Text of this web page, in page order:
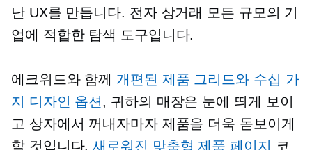
난 UX를 만듭니다. 전자 상거래 모든 규모의 기
업에 적합한 탐색 도구입니다.
에크위드와 함께 개편된 제품 그리드와 수십 가
지 디자인 옵션, 귀하의 매장은 눈에 띄게 보이
고 상자에서 꺼내자마자 제품을 더욱 돋보이게
할 것입니다.새로워진 맞춤형 제품 페이지 코